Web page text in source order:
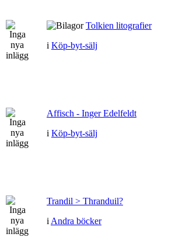
Tolkien litografier
i Köp-byt-sälj
Affisch - Inger Edelfeldt
i Köp-byt-sälj
Trandil > Thranduil?
i Andra böcker